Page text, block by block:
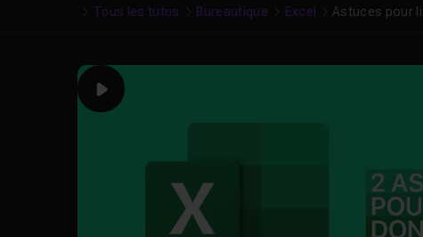
Tous les tutos Bureautique Excel Astuces pour
Play